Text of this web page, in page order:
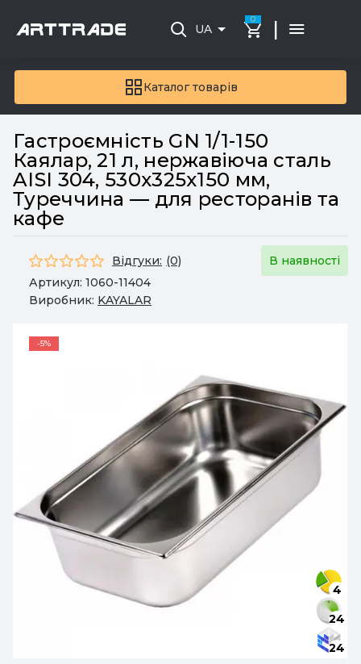
Каталог товарів
UA
0 |
Гастроємність GN 1/1-150
Каялар, 21 л, нержавіюча сталь
AISI 304, 530х325х150 мм,
Туреччина — для ресторанів та
кафе
Відгуки: (0)
В наявності
Артикул: 1060-11404
Виробник: KAYALAR
-5%
4
24
24